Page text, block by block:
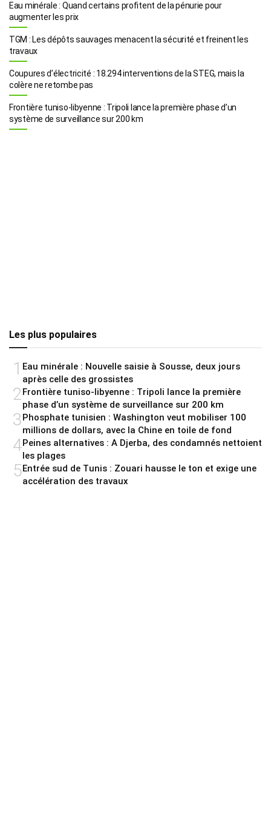
Eau minérale : Quand certains profitent de la pénurie pour
augmenter les prix
TGM : Les dépôts sauvages menacent la sécurité et freinent les
travaux
Coupures d’électricité : 18.294 interventions de la STEG, mais la
colère ne retombe pas
Frontière tuniso-libyenne : Tripoli lance la première phase d’un
système de surveillance sur 200 km
Les plus populaires
1 Eau minérale : Nouvelle saisie à Sousse, deux jours
après celle des grossistes
2Frontière tuniso-libyenne : Tripoli lance la première
phase d’un système de surveillance sur 200 km
3Phosphate tunisien : Washington veut mobiliser 100
millions de dollars, avec la Chine en toile de fond
4Peines alternatives : A Djerba, des condamnés nettoient
les plages
5Entrée sud de Tunis : Zouari hausse le ton et exige une
accélération des travaux